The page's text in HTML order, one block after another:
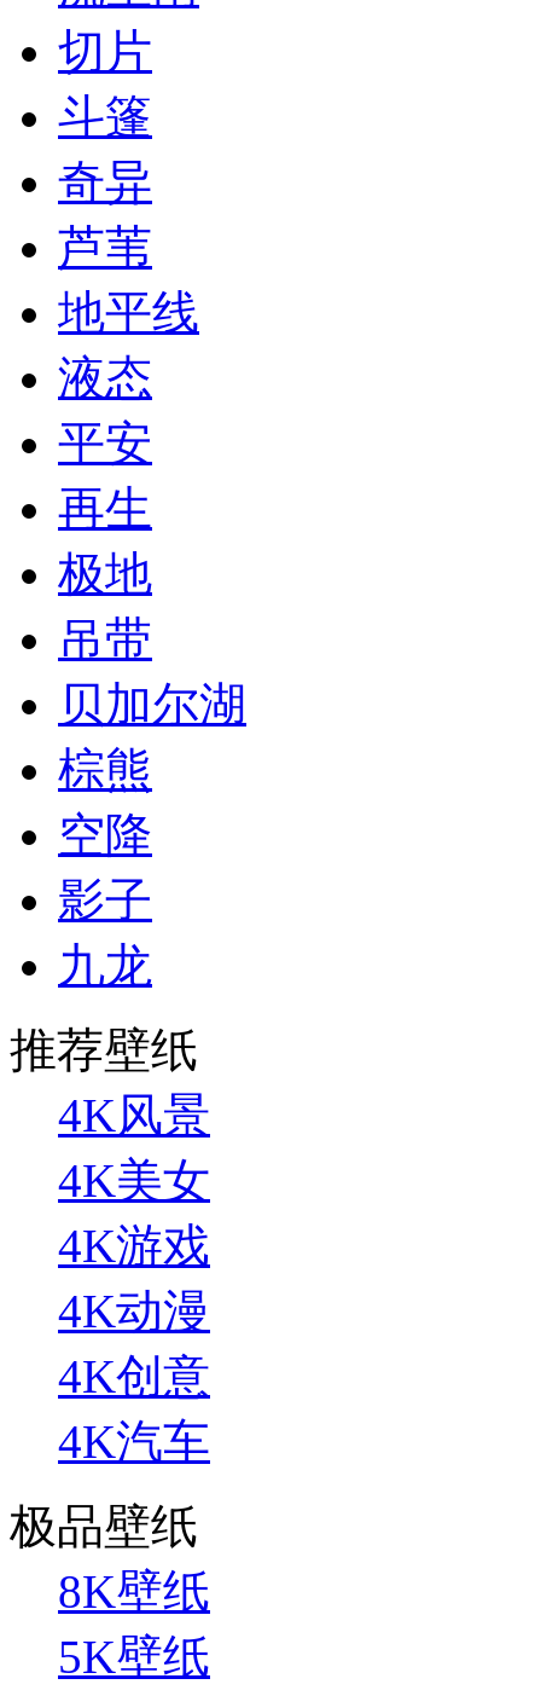
切片
斗篷
奇异
芦苇
地平线
液态
平安
再生
极地
吊带
贝加尔湖
棕熊
空降
影子
九龙
推荐壁纸
4K风景
4K美女
4K游戏
4K动漫
4K创意
4K汽车
极品壁纸
8K壁纸
5K壁纸